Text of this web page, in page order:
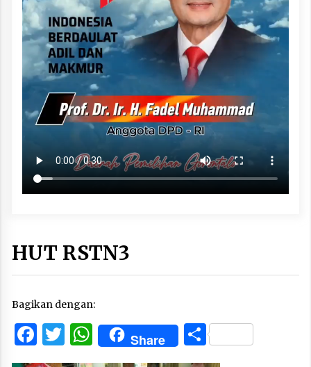
HUT RSTN3
Bagikan dengan:
Facebook
Twitter
WhatsApp
Share Share